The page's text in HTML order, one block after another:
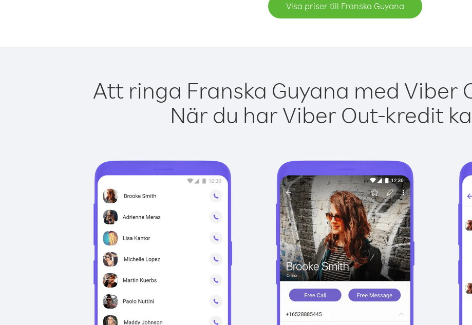
Visa priser till Franska Guyana
Att ringa Franska Guyana med Viber
När du har Viber Out-kredit